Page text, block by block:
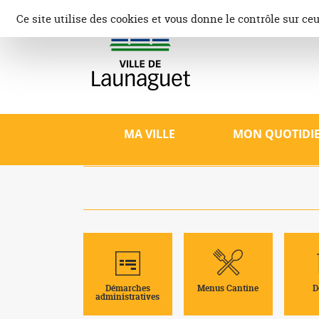
contenu
Site
MA VILLE MON
Démarches
administratives
Menus Cantine
Ce site utilise des cookies et vous donne le contrôle sur